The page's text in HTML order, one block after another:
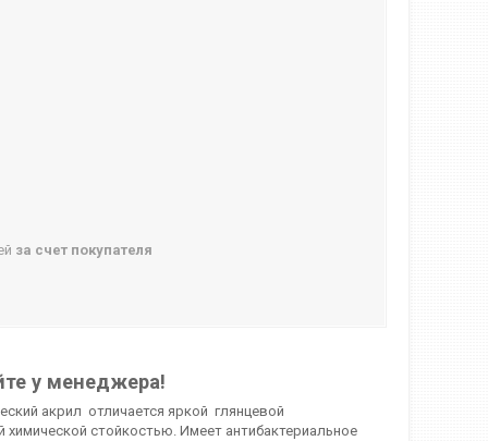
за счет покупателя
у менеджера!
акрил отличается яркой глянцевой
стойкостью. Имеет антибактериальное